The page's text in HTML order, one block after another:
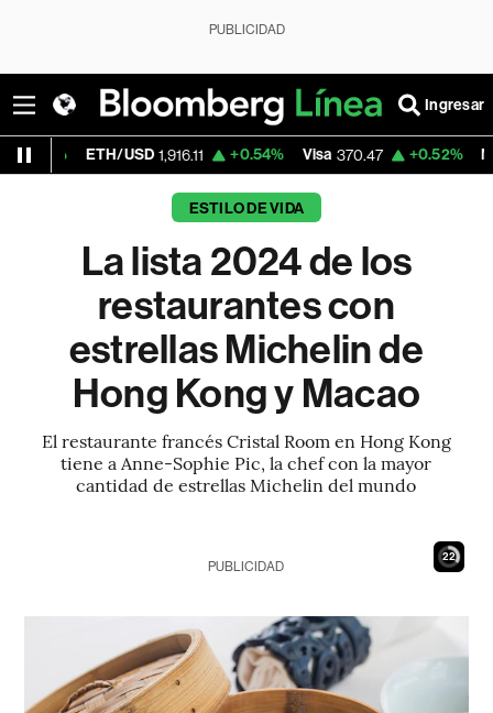
PUBLICIDAD
Ingresar
1,916.11 +0.54% Visa 370.47 +0.52% MercadoLibre
ESTILO DE VIDA
La lista 2024 de los
restaurantes con
estrellas Michelin de
Hong Kong y Macao
El restaurante francés Cristal Room en Hong Kong
tiene a Anne-Sophie Pic, la chef con la mayor
cantidad de estrellas Michelin del mundo
20
PUBLICIDAD